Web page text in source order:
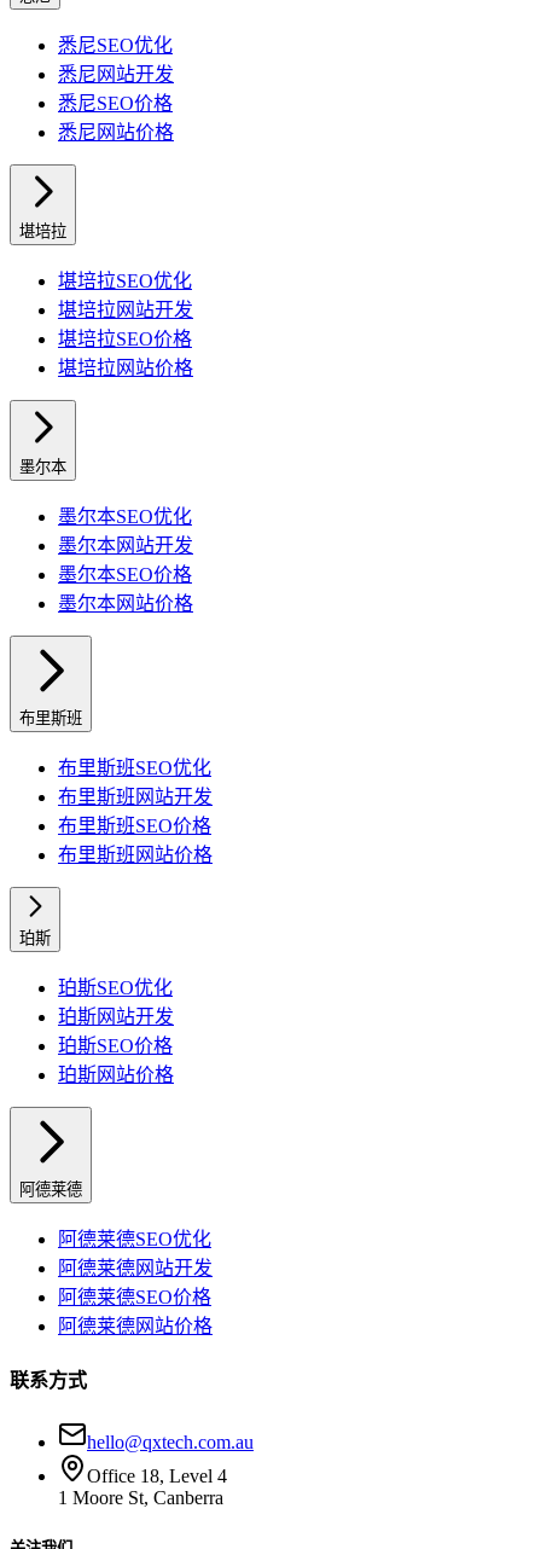
悉尼SEO优化
悉尼 网站开发
悉尼SEO价格
悉尼 网站价格
堪培拉
堪培拉SEO优化
堪培拉 网站开发
堪培拉SEO价格
堪培拉 网站价格
墨尔本
墨尔本SEO优化
墨尔本网站开发
墨尔本SEO价格
墨尔本网站价格
布里斯班
布里斯班SEO优化
布里斯班 网站开发
布里斯班SEO价格
布里斯班 网站价格
珀斯
珀斯SEO优化
珀斯网站开发
珀斯SEO价格
珀斯网站价格
阿德莱德
阿德莱德SEO优化
阿德莱德网站开发
阿德莱德SEO价格
阿德莱德网站价格
联系方式
hello@qxtech.com.au
Office 18, Level 4
1 Moore St, Canberra